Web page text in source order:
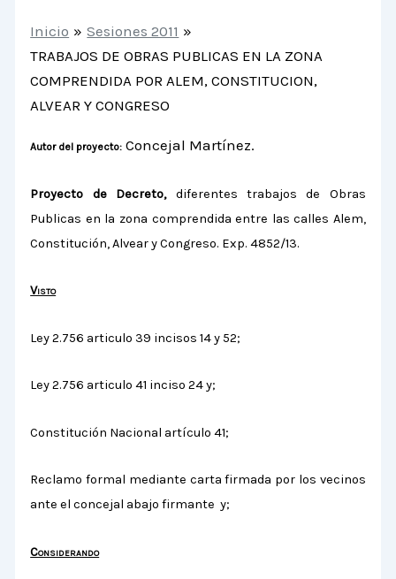
Inicio
Sesiones 2011
TRABAJOS DE OBRAS PUBLICAS EN LA ZONA
COMPRENDIDA POR ALEM, CONSTITUCION,
ALVEAR Y CONGRESO
Autor del proyecto: Concejal Martínez.
Proyecto de Decreto,diferentes trabajos de Obras
Publicas en la zona comprendida entre las calles Alem,
Constitución, Alvear y Congreso. Exp. 4852/13.
Visto
Ley 2.756 articulo 39 incisos 14 y 52;
Ley 2.756 articulo 41 inciso 24 y;
Constitución Nacional artículo 41;
Reclamo formal mediante carta firmada por los vecinos
ante el concejal abajo firmante y;
Considerando